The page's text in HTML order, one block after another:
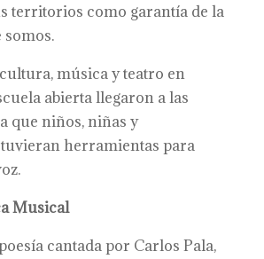
territorios como garantía de la
música y teatro en
abierta llegaron a las
que niños, niñas y
tuvieran herramientas para
Musical
cantada por Carlos Pala,